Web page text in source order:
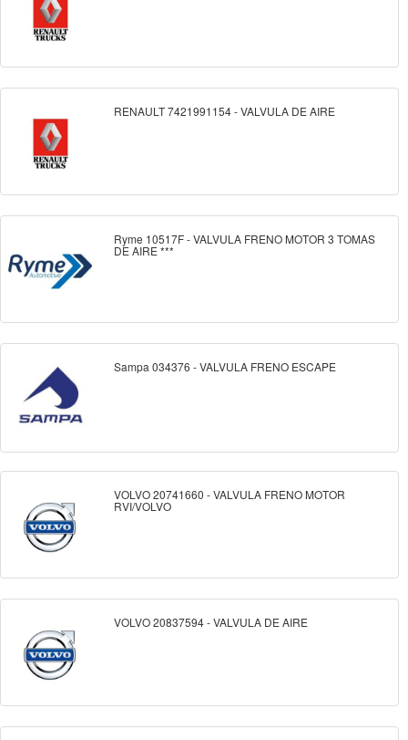
RENAULT 7421991154 - VALVULA DE AIRE
Ryme 10517F - VALVULA FRENO MOTOR 3 TOMAS
DE AIRE ***
Sampa 034376 - VALVULA FRENO ESCAPE
VOLVO 20741660 - VALVULA FRENO MOTOR
RVI/VOLVO
VOLVO 20837594 - VALVULA DE AIRE